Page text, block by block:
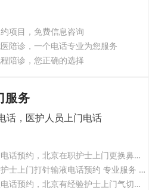
项目，免费信息咨询
陪诊，一个电话专业为您服务
陪诊，您正确的选择
服务
话，医护人员上门电话
北京在职护士上门输液港维护电话预约，北京在职护士上门更换鼻饲管胃管电话预约，北京在职护士上门更换尿管电话预约
快手北京丰台家庭移动护理站护士上门打针输液电话预约 专业服务 收费合理
北京有经验护士上门褥疮处理电话预约，北京有经验护士上门气切患者护理电话预约，北京有经验护士上门吸痰排痰护理电话预约